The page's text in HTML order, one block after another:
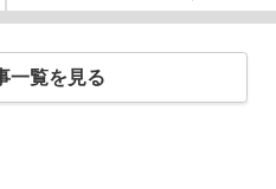
一覧を見る